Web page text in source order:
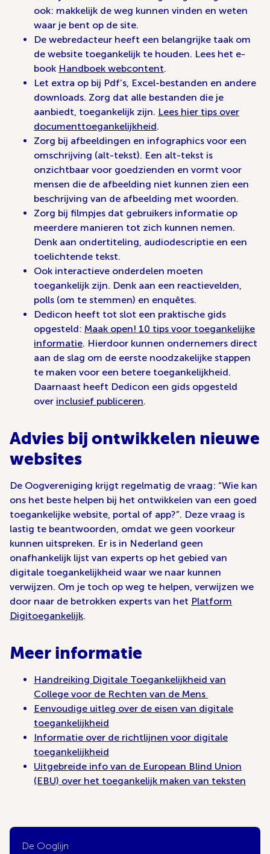
ook: makkelijk de weg kunnen vinden en weten
waar je bent op de site.
De webredacteur heeft een belangrijke taak om
de website toegankelijk te houden. Lees het e-
book Handboek webcontent.
Let extra op bij Pdf’s, Excel-bestanden en andere
downloads. Zorg dat alle bestanden die je
aanbiedt, toegankelijk zijn. Lees hier tips over
documenttoegankelijkheid.
Zorg bij afbeeldingen en infographics voor een
omschrijving (alt-tekst). Een alt-tekst is
onzichtbaar voor goedzienden en vormt voor
mensen die de afbeelding niet kunnen zien een
beschrijving van de afbeelding met woorden.
Zorg bij filmpjes dat gebruikers informatie op
meerdere manieren tot zich kunnen nemen.
Denk aan ondertiteling, audiodescriptie en een
toelichtende tekst.
Ook interactieve onderdelen moeten
toegankelijk zijn. Denk aan een reactievelden,
polls (om te stemmen) en enquêtes.
Dedicon heeft tot slot een praktische gids
opgesteld: Maak open! 10 tips voor toegankelijke
informatie. Hierdoor kunnen ondernemers direct
aan de slag om de eerste noodzakelijke stappen
te maken voor een betere toegankelijkheid.
Daarnaast heeft Dedicon een gids opgesteld
over inclusief publiceren.
Advies bij ontwikkelen nieuwe
websites
De Oogvereniging krijgt regelmatig de vraag: “Wie kan
ons het beste helpen bij het ontwikkelen van een goed
toegankelijke website, portal of app?”. Deze vraag is
lastig te beantwoorden, omdat we geen voorkeur
kunnen uitspreken. Er is in Nederland geen
onafhankelijk lijst van experts op het gebied van
digitale toegankelijkheid waar we naar kunnen
verwijzen. Om je toch op weg te helpen, verwijzen we
door naar de betrokken experts van het Platform
Digitoegankelijk.
Meer informatie
Handreiking Digitale Toegankelijkheid van
College voor de Rechten van de Mens
Eenvoudige uitleg over de eisen van digitale
toegankelijkheid
Informatie over de richtlijnen voor digitale
toegankelijkheid
Uitgebreide info van de European Blind Union
(EBU) over het toegankelijk maken van teksten
De Ooglijn